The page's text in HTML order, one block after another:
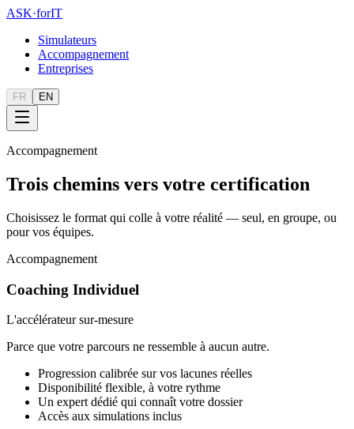
ASK·forIT
Simulateurs
Accompagnement
Entreprises
FR EN
Accompagnement
Trois chemins vers votre certification
Choisissez le format qui colle à votre réalité — seul, en groupe, ou
pour vos équipes.
Accompagnement
Coaching Individuel
L'accélérateur sur-mesure
Parce que votre parcours ne ressemble à aucun autre.
Progression calibrée sur vos lacunes réelles
Disponibilité flexible, à votre rythme
Un expert dédié qui connaît votre dossier
Accès aux simulations inclus